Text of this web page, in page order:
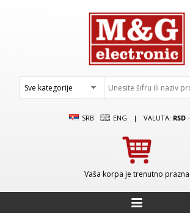
SRB ENG | VALUTA: RSD -
Vaša korpa je trenutno prazna